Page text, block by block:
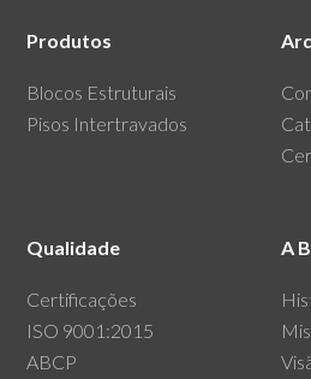
Produtos
Blocos Estruturais
Pisos Intertravados
Qualidade
Certificações
ISO 9001:2015
ABCP
A